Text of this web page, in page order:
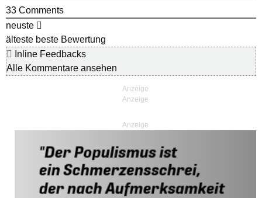
33 Comments
neuste
älteste beste Bewertung
Inline Feedbacks
Alle Kommentare ansehen
Anzeige